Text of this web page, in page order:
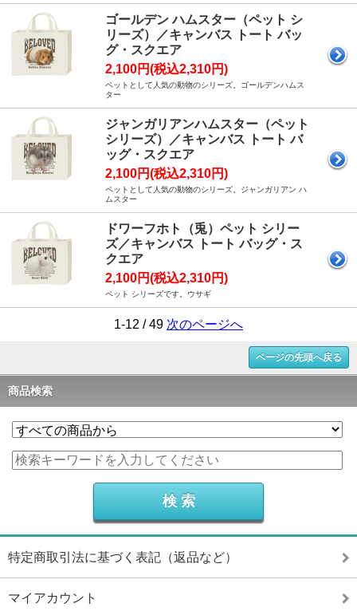
ゴールデン ハムスター（ペット シ
リーズ）／キャンバス トート バッ
グ・スクエア
2,100円(税込2,310円)
ペットとして人気の動物のシリーズ。ゴールデンハムス
ター
ジャンガリアンハムスター（ペット
シリーズ）／キャンバス トート バ
ッグ・スクエア
2,100円(税込2,310円)
ペットとして人気の動物のシリーズ。ジャンガリアン ハ
ムスター
ドワーフホト（兎）ペット シリー
ズ／キャンバス トート バッグ・ス
クエア
2,100円(税込2,310円)
ペット シリーズです。ウサギ
1-12 / 49 次のページへ
ページの先頭へ戻る
商品検索
特定商取引法に基づく表記（返品など）
マイアカウント